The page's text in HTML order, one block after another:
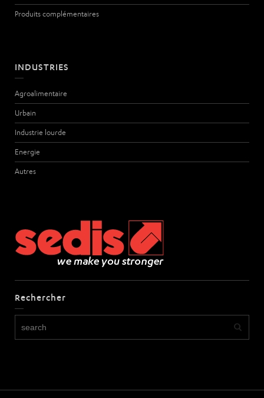
Produits complémentaires
INDUSTRIES
Agroalimentaire
Urbain
Industrie lourde
Energie
Autres
Rechercher